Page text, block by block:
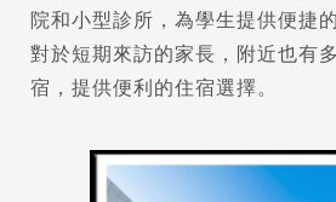
院和小型診所，為學生提供便捷
對於短期來訪的家長，附近也有
宿，提供便利的住宿選擇。